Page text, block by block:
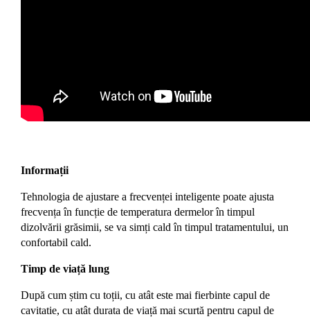
Informații
Tehnologia de ajustare a frecvenței inteligente poate ajusta
frecvența în funcție de temperatura dermelor în timpul
dizolvării grăsimii, se va simți cald în timpul tratamentului, un
confortabil cald.
Timp de viață lung
După cum știm cu toții, cu atât este mai fierbinte capul de
cavitatie, cu atât durata de viață mai scurtă pentru capul de